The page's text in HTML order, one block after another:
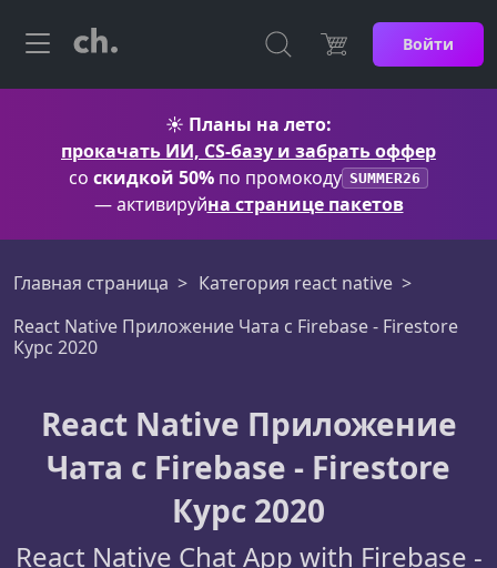
Войти
☀️ Планы на лето:
прокачать ИИ, CS-базу и забрать оффер
со скидкой 50% по промокоду SUMMER26
— активируйна странице пакетов
Главная страница
Категория react native
React Native Приложение Чата с Firebase - Firestore
Курс 2020
React Native Приложение
Чата с Firebase - Firestore
Курс 2020
React Native Chat App with Firebase -